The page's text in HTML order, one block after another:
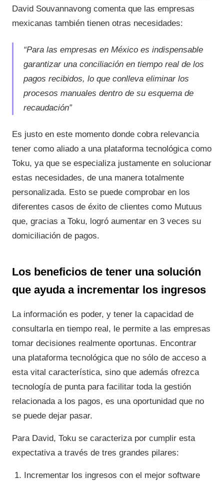
David Souvannavong comenta que las empresas
mexicanas también tienen otras necesidades:
“Para las empresas en México es indispensable
garantizar una conciliación en tiempo real de los
pagos recibidos, lo que conlleva eliminar los
procesos manuales dentro de su esquema de
recaudación”
Es justo en este momento donde cobra relevancia
tener como aliado a una plataforma tecnológica como
Toku, ya que se especializa justamente en solucionar
estas necesidades, de una manera totalmente
personalizada. Esto se puede comprobar en los
diferentes casos de éxito de clientes como Mutuus
que, gracias a Toku, logró aumentar en 3 veces su
domiciliación de pagos.
Los beneficios de tener una solución
que ayuda a incrementar los ingresos
La información es poder, y tener la capacidad de
consultarla en tiempo real, le permite a las empresas
tomar decisiones realmente oportunas. Encontrar
una plataforma tecnológica que no sólo de acceso a
esta vital característica, sino que además ofrezca
tecnología de punta para facilitar toda la gestión
relacionada a los pagos, es una oportunidad que no
se puede dejar pasar.
Para David, Toku se caracteriza por cumplir esta
expectativa a través de tres grandes pilares:
Incrementar los ingresos con el mejor software